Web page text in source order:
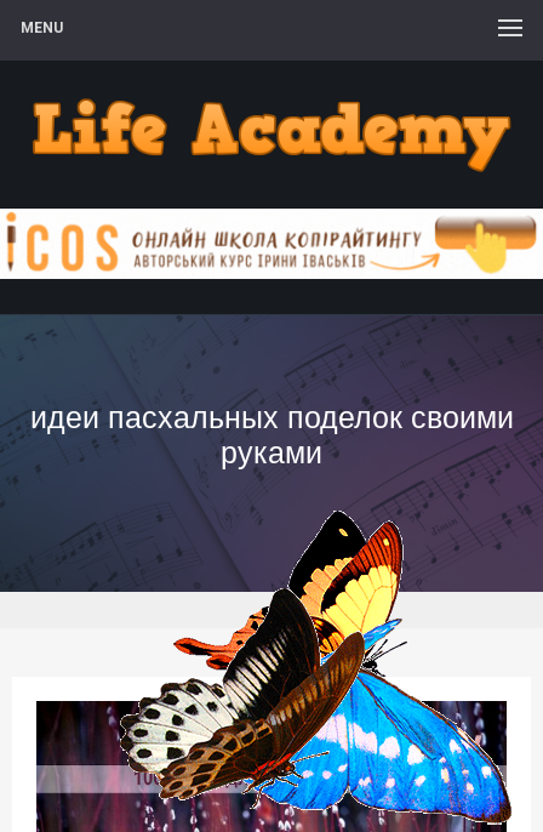
MENU
идеи пасхальных поделок своими
руками